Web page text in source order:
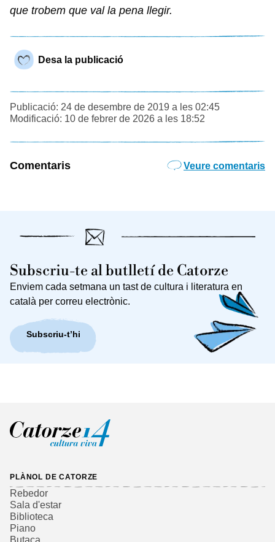
que trobem que val la pena llegir.
Desa la publicació
Publicació: 24 de desembre de 2019 a les 02:45
Modificació: 10 de febrer de 2026 a les 18:52
Comentaris Veure comentaris
Subscriu-te al butlletí de Catorze
Enviem cada setmana un tast de cultura i literatura en
català per correu electrònic.
Subscriu-t’hi
PLÀNOL DE CATORZE
Rebedor
Sala d'estar
Biblioteca
Piano
Butaca